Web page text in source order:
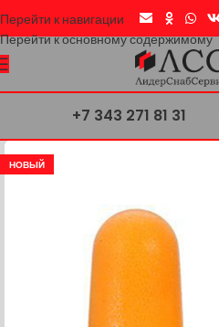
Перейти к навигации
Перейти к основному содержимому
+7 343 271 81 31
НОВЫЙ